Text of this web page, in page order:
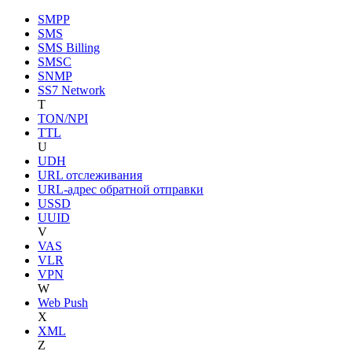
SMPP
SMS
SMS Billing
SMSC
SNMP
SS7 Network
T
TON/NPI
TTL
U
UDH
URL отслеживания
URL-адрес обратной отправки
USSD
UUID
V
VAS
VLR
VPN
W
Web Push
X
XML
Z